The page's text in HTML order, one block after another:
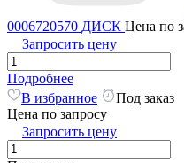
0006720570 ДИСК Цена по
Запросить цену
Подробнее
В избранное
Под заказ
Цена по запросу
Запросить цену